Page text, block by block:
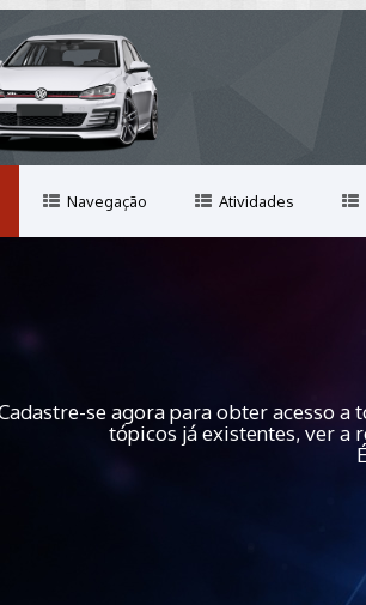
Navegação Atividades
se agora para obter acesso a
tópicos já existentes, ver a